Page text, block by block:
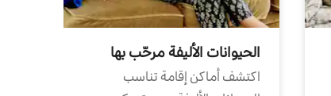
الحيوانات الأليفة مرحّب بها
اكتشف أماكن إقامة تناسب